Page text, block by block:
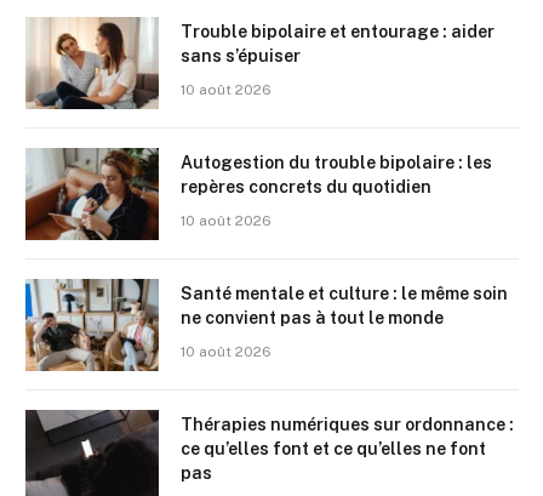
Trouble bipolaire et entourage : aider
sans s’épuiser
10 août 2026
Autogestion du trouble bipolaire : les
repères concrets du quotidien
10 août 2026
Santé mentale et culture : le même soin
ne convient pas à tout le monde
10 août 2026
Thérapies numériques sur ordonnance :
ce qu’elles font et ce qu’elles ne font
pas